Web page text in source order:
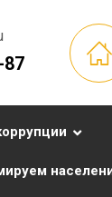
87